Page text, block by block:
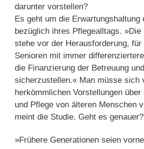
darunter vorstellen?
Es geht um die Erwartungshaltung
bezüglich ihres Pflegealltags.
stehe vor der Herausforderung,
Senioren mit immer
die Finanzierung der Betreuung
sicherzustellen.« Man müsse sich
herkömmlichen Vorstellungen über
und Pflege von älteren Menschen
meint die Studie. Geht es genauer?
»Frühere Generationen seien